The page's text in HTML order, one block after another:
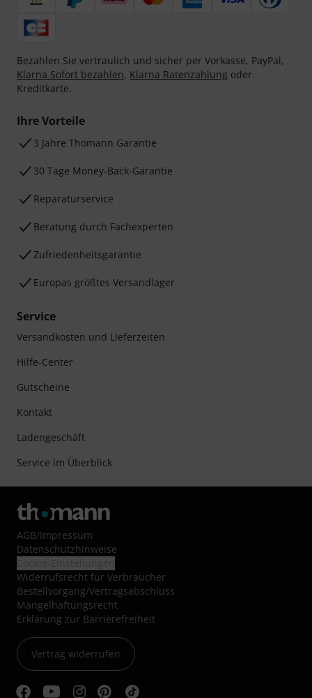
Bezahlen Sie vertraulich und sicher per Vorkasse, PayPal,
Klarna Sofort bezahlen, Klarna Ratenzahlung oder
Kreditkarte.
Ihre Vorteile
3 Jahre Thomann Garantie
30 Tage Money-Back-Garantie
Reparaturservice
Beratung durch Fachexperten
Zufriedenheitsgarantie
Europas größtes Versandlager
Service
Versandkosten und Lieferzeiten
Hilfe-Center
Gutscheine
Kontakt
Ladengeschäft
Service im Überblick
AGB/Impressum
Datenschutzhinweise
Widerrufsrecht für Verbraucher
Bestellvorgang/Vertragsabschluss
Mängelhaftungsrecht
Erklärung zur Barrierefreiheit
Vertrag widerrufen